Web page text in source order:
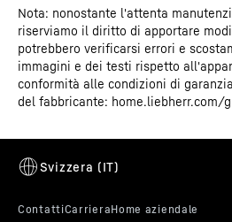
Nota: nonostante l'attenta
riserviamo il diritto di apportare
potrebbero verificarsi errori e
immagini e dei testi rispetto
conformità alle condizioni di
del fabbricante: home.liebherr.com/